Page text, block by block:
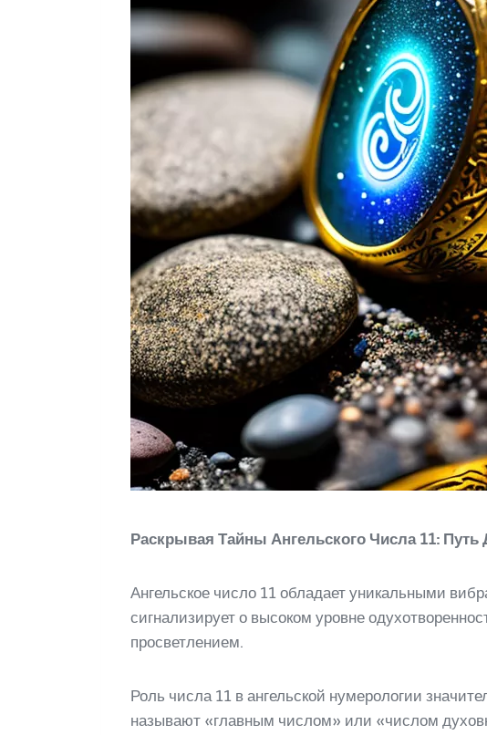
Раскрывая Тайны Ангельского Числа 11: Путь
Ангельское число 11 обладает уникальными
сигнализирует о высоком уровне
просветлением.
Роль числа 11 в ангельской нумерологии
называют «главным числом» или «числом